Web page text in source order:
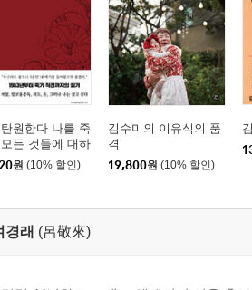
원한다 나를 죽
든 것들에 대하
원 (10% 할인)
김수미의 이유식의 품
격
19,800원 (10% 할인)
경래 (呂敬來)